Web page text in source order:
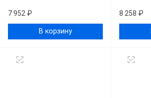
7 952 ₽
В корзину
8 258 ₽